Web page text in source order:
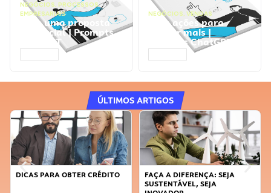
NEGÓCIOS, PROCESSOS
EMPRESARIAIS
Faça uma proposta
comercial | Prompts
ChatGPT
NEGÓCIOS, VENDAS
Faça ações para
vender mais |
Prompts ChatGPT
ÚLTIMOS ARTIGOS
FAÇA A DIFERENÇA: SEJA
APRENDA A GERENCIAR O SEU
TEMPO